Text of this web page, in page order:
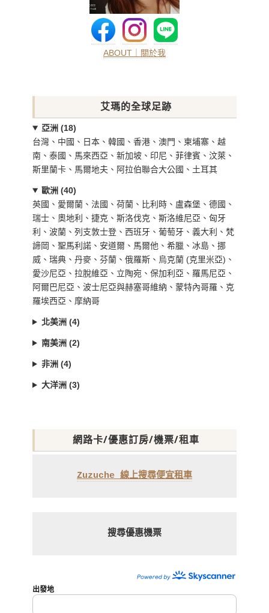
ABOUT｜關於我
艾瑪的全球足跡
亞洲 (18)
台灣、中國、日本、韓國、香港、澳門、柬埔寨、越
南、泰國、馬來西亞、新加坡、印尼、菲律賓、汶萊、
斯里蘭卡、馬爾地夫、阿拉伯聯合大公國、土耳其
歐洲 (40)
英國、愛爾蘭、法國、荷蘭、比利時、盧森堡、德國、
瑞士、奧地利、捷克、斯洛伐克、斯洛維尼亞、匈牙
利、波蘭、列支敦士登、西班牙、葡萄牙、義大利、梵
諦岡、聖馬利諾、安道爾、馬爾他、希臘、冰島、挪
威、瑞典、丹麥、芬蘭、俄羅斯、烏克蘭 (克里米亞)、
愛沙尼亞、拉脫維亞、立陶宛、保加利亞、羅馬尼亞、
阿爾巴尼亞、波士尼亞與赫塞哥維納、蒙特內哥羅、克
羅埃西亞、摩納哥
北美洲 (4)
南美洲 (2)
非洲 (4)
大洋洲 (3)
網路卡/優惠訂房/機票/租車
Zuzuche 線上搜尋便宜租車
搜尋優惠機票